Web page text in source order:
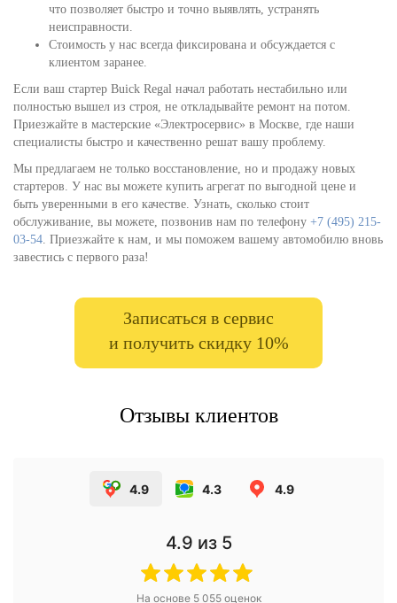
что позволяет быстро и точно выявлять, устранять
неисправности.
Стоимость у нас всегда фиксирована и обсуждается с
клиентом заранее.
Если ваш стартер Buick Regal начал работать нестабильно или
полностью вышел из строя, не откладывайте ремонт на потом.
Приезжайте в мастерские «Электросервис» в Москве, где наши
специалисты быстро и качественно решат вашу проблему.
Мы предлагаем не только восстановление, но и продажу новых
стартеров. У нас вы можете купить агрегат по выгодной цене и
быть уверенными в его качестве. Узнать, сколько стоит
обслуживание, вы можете, позвонив нам по телефону +7 (495) 215-
03-54. Приезжайте к нам, и мы поможем вашему автомобилю вновь
завестись с первого раза!
Записаться в сервис
и получить скидку 10%
Отзывы клиентов
4.9 4.3 4.9
4.9 из 5
На основе 5 055оценок